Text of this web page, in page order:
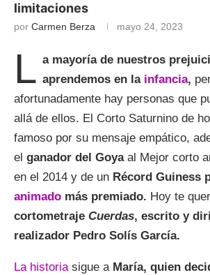
limitaciones
por Carmen Berza mayo 24, 2023
L a mayoría de nuestros
aprendemos en la infancia,
afortunadamente hay personas que
allá de ellos. El Corto Saturnino de
famoso por su mensaje empático,
el ganador del Goyaal Mejor corto
en el 2014 y de un Récord Guiness
animado más premiado. Hoy te
cortometraje Cuerdas, escrito y
realizador Pedro Solís García.
La historiasigue aMaría, quien